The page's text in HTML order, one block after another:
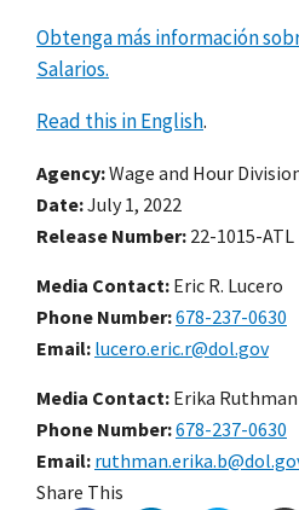
Obtenga más información
Salarios.
Read this in English.
Agency Wage and Hour
Date July 1, 2022
Release Number 22-1015-ATL
Media Contact: Eric R. Lucero
Phone Number 678-237-0630
Email lucero.eric.r@dol.gov
Media Contact: Erika Ruthman
Phone Number 678-237-0630
Email
Share This